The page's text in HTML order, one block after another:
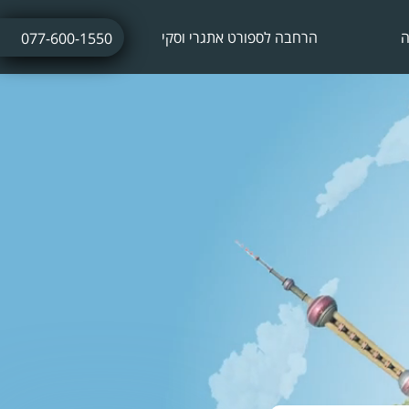
הרחבה לספורט אתגרי וסקי
ביטוח חו"ל לתחרויות ספורט
ביטוח נסיעות לתרמילאים
ביטוח נסיעות עסקיות
ביטוח נסיעות לשייט הפלגה
077-600-1550